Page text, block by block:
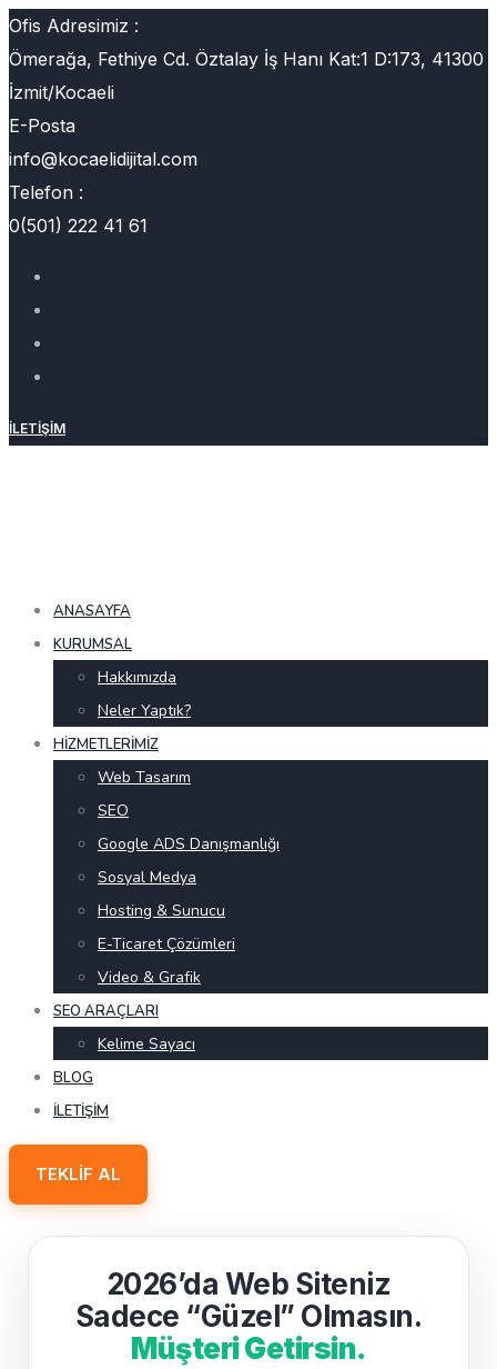
Ofis Adresimiz :
Ömerağa, Fethiye Cd. Öztalay İş Hanı Kat:1 D:173, 41300
İzmit/Kocaeli
E-Posta
info@kocaelidijital.com
Telefon :
0(501) 222 41 61
İLETIŞIM
ANASAYFA
KURUMSAL
Hakkımızda
Neler Yaptık?
HIZMETLERIMIZ
Web Tasarım
SEO
Google ADS Danışmanlığı
Sosyal Medya
Hosting & Sunucu
E-Ticaret Çözümleri
Video & Grafik
SEO ARAÇLARI
Kelime Sayacı
BLOG
İLETIŞIM
TEKLIF AL
2026’da Web Siteniz
Sadece “Güzel” Olmasın.
Müşteri Getirsin.